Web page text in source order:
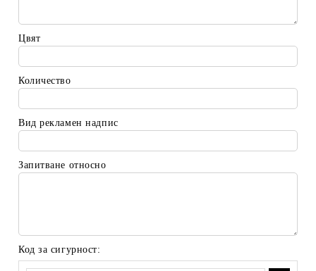
Цвят
Количество
Вид рекламен надпис
Запитване относно
Код за сигурност: